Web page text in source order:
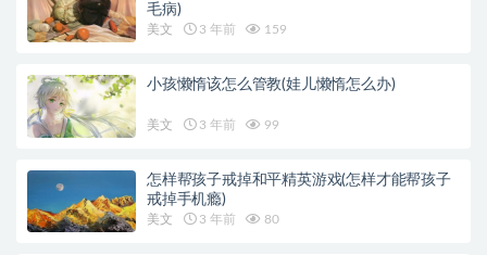
毛病)
美文 3 年前 159
小孩懒惰该怎么管教(娃儿懒惰怎么办)
美文 3 年前 99
怎样帮孩子戒掉和平精英游戏(怎样才能帮孩子
戒掉手机瘾)
美文 3 年前 80